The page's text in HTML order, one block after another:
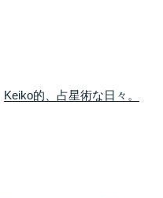
Keiko的、占星術な日々。